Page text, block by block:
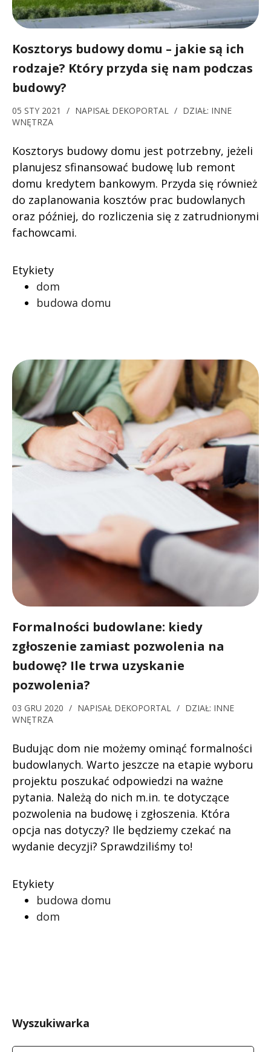
Kosztorys budowy domu – jakie są ich
rodzaje? Który przyda się nam podczas
budowy?
05 STY 2021 / NAPISAŁ DEKOPORTAL / DZIAŁ: INNE
WNĘTRZA
Kosztorys budowy domu jest potrzebny, jeżeli
planujesz sfinansować budowę lub remont
domu kredytem bankowym. Przyda się również
do zaplanowania kosztów prac budowlanych
oraz później, do rozliczenia się z zatrudnionymi
fachowcami.
Etykiety
dom
budowa domu
Formalności budowlane: kiedy
zgłoszenie zamiast pozwolenia na
budowę? Ile trwa uzyskanie
pozwolenia?
03 GRU 2020 / NAPISAŁ DEKOPORTAL / DZIAŁ: INNE
WNĘTRZA
Budując dom nie możemy ominąć formalności
budowlanych. Warto jeszcze na etapie wyboru
projektu poszukać odpowiedzi na ważne
pytania. Należą do nich m.in. te dotyczące
pozwolenia na budowę i zgłoszenia. Która
opcja nas dotyczy? Ile będziemy czekać na
wydanie decyzji? Sprawdziliśmy to!
Etykiety
budowa domu
dom
Wyszukiwarka